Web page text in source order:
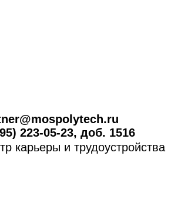
223-05-23, доб. 1516
карьеры и трудоустройства